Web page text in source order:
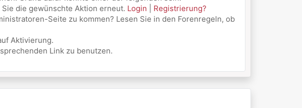
die gewünschte Aktion erneut. Login
Registrierung?
Seite zu kommen? Lesen Sie in den Forenregeln, ob
Aktivierung.
Link zu benutzen.